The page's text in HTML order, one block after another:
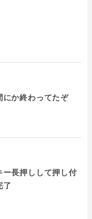
にか終わってたぞ
ー長押しして押し付
了